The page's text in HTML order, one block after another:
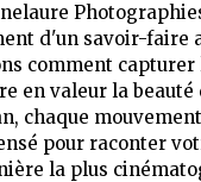
d'un savoir-faire
comment
en valeur la beauté
chaque
pour raconter
la plus